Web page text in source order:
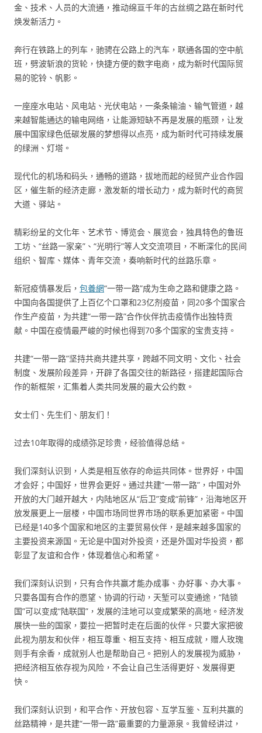
金、技术、人员的大流通，推动绵亘千年的古丝绸之路在新时代
焕发新活力。
奔行在铁路上的列车，驰骋在公路上的汽车，联通各国的空中航
班，劈波斩浪的货轮，快捷方便的数字电商，成为新时代国际贸
易的驼铃、帆影。
一座座水电站、风电站、光伏电站，一条条输油、输气管道，越
来越智能通达的输电网络，让能源短缺不再是发展的瓶颈，让发
展中国家绿色低碳发展的梦想得以点亮，成为新时代可持续发展
的绿洲、灯塔。
现代化的机场和码头，通畅的道路，拔地而起的经贸产业合作园
区，催生新的经济走廊，激发新的增长动力，成为新时代的商贸
大道、驿站。
精彩纷呈的文化年、艺术节、博览会、展览会，独具特色的鲁班
工坊、“丝路一家亲”、“光明行”等人文交流项目，不断深化的民间
组织、智库、媒体、青年交流，奏响新时代的丝路乐章。
新冠疫情暴发后， 包養網“一带一路”成为生命之路和健康之路。
中国向各国提供了上百亿个口罩和23亿剂疫苗，同20多个国家合
作生产疫苗，为共建“一带一路”合作伙伴抗击疫情作出独特贡
献。中国在疫情最严峻的时候也得到70多个国家的宝贵支持。
共建“一带一路”坚持共商共建共享，跨越不同文明、文化、社会
制度、发展阶段差异，开辟了各国交往的新路径，搭建起国际合
作的新框架，汇集着人类共同发展的最大公约数。
女士们、先生们、朋友们！
过去10年取得的成绩弥足珍贵，经验值得总结。
我们深刻认识到，人类是相互依存的命运共同体。世界好，中国
才会好；中国好，世界会更好。通过共建“一带一路”，中国对外
开放的大门越开越大，内陆地区从“后卫”变成“前锋”，沿海地区开
放发展更上一层楼，中国市场同世界市场的联系更加紧密。中国
已经是140多个国家和地区的主要贸易伙伴，是越来越多国家的
主要投资来源国。无论是中国对外投资，还是外国对华投资，都
彰显了友谊和合作，体现着信心和希望。
我们深刻认识到，只有合作共赢才能办成事、办好事、办大事。
只要各国有合作的愿望、协调的行动，天堑可以变通途，“陆锁
国”可以变成“陆联国”，发展的洼地可以变成繁荣的高地。经济发
展快一些的国家，要拉一把暂时走在后面的伙伴。只要大家把彼
此视为朋友和伙伴，相互尊重、相互支持、相互成就，赠人玫瑰
则手有余香，成就别人也是帮助自己。把别人的发展视为威胁，
把经济相互依存视为风险，不会让自己生活得更好、发展得更
快。
我们深刻认识到，和平合作、开放包容、互学互鉴、互利共赢的
丝路精神，是共建“一带一路”最重要的力量源泉。我曾经讲过，